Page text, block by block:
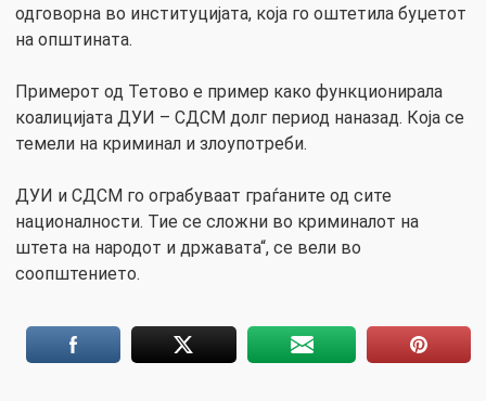
одговорна во институцијата, која го оштетила буџетот
на општината.
Примерот од Тетово е пример како функционирала
коалицијата ДУИ – СДСМ долг период наназад. Која се
темели на криминал и злоупотреби.
ДУИ и СДСМ го ограбуваат граѓаните од сите
националности. Тие се сложни во криминалот на
штета на народот и државата“, се вели во
соопштението.